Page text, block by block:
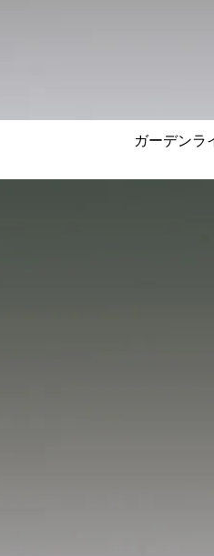
ガーデンラ